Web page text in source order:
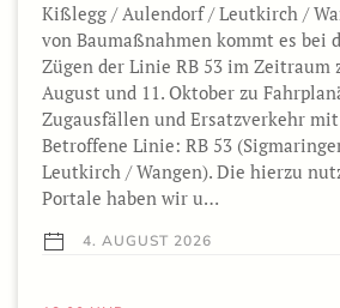
Kißlegg / Aulendorf / Leutkirch /
von Baumaßnahmen kommt es bei
Zügen der Linie RB 53 im Zeitraum
August und 11. Oktober zu
Zugausfällen und Ersatzverkehr mit
Betroffene Linie: RB 53
Leutkirch / Wangen). Die hierzu
Portale haben wir u…
4. AUGUST 2026